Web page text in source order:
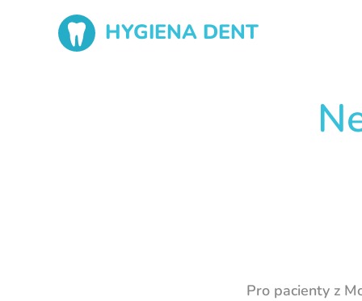
HYGIENA DENT
Pro pacienty z